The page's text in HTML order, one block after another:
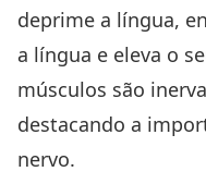
deprime a língua,
a língua e eleva o
músculos são
destacando a
nervo.